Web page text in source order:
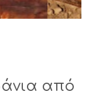
από